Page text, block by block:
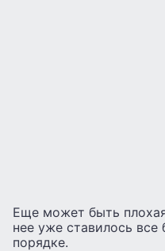
Еще может быть
нее уже ставилось все
порядке.